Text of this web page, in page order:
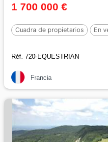
1 700 000 €
Cuadra de propietarios En
Réf. 720-EQUESTRIAN
Francia